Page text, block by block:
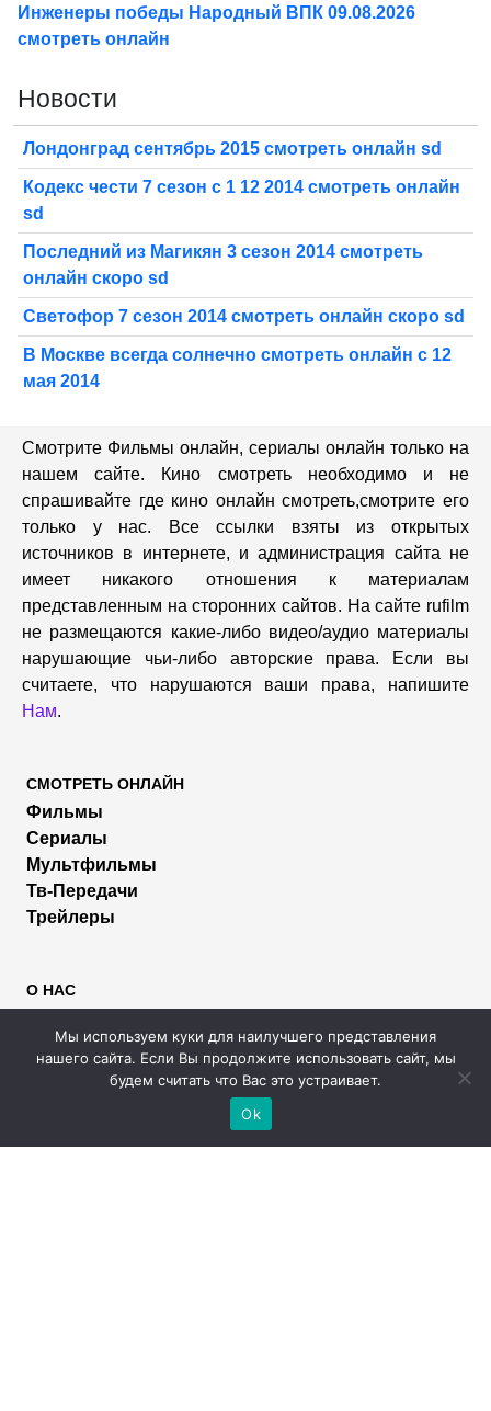
Инженеры победы Народный ВПК 09.08.2026
смотреть онлайн
Новости
Лондонград сентябрь 2015 смотреть онлайн sd
Кодекс чести 7 сезон с 1 12 2014 смотреть онлайн
sd
Последний из Магикян 3 сезон 2014 смотреть
онлайн скоро sd
Светофор 7 сезон 2014 смотреть онлайн скоро sd
В Москве всегда солнечно смотреть онлайн с 12
мая 2014
Смотрите Фильмы онлайн, сериалы онлайн только на
нашем сайте. Кино смотреть необходимо и не
спрашивайте где кино онлайн смотреть,cмотрите его
только у нас. Все ссылки взяты из открытых
источников в интернете, и администрация сайта не
имеет никакого отношения к материалам
представленным на сторонних сайтов. На сайте rufilm
не размещаются какие-либо видео/аудио материалы
нарушающие чьи-либо авторские права. Если вы
считаете, что нарушаются ваши права, напишите
Нам.
СМОТРЕТЬ ОНЛАЙН
Фильмы
Сериалы
Мультфильмы
Тв-Передачи
Трейлеры
О НАС
Правообладателям
Размещение рекламы
Мы используем куки для наилучшего представления
нашего сайта. Если Вы продолжите использовать сайт, мы
будем считать что Вас это устраивает.
Ok